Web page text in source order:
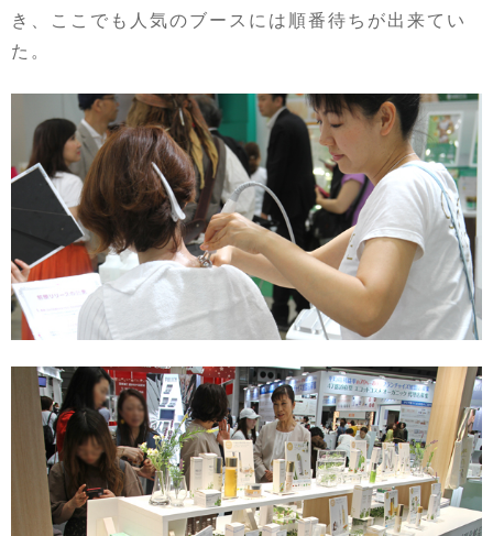
き、ここでも人気のブースには順番待ちが出来てい
た。